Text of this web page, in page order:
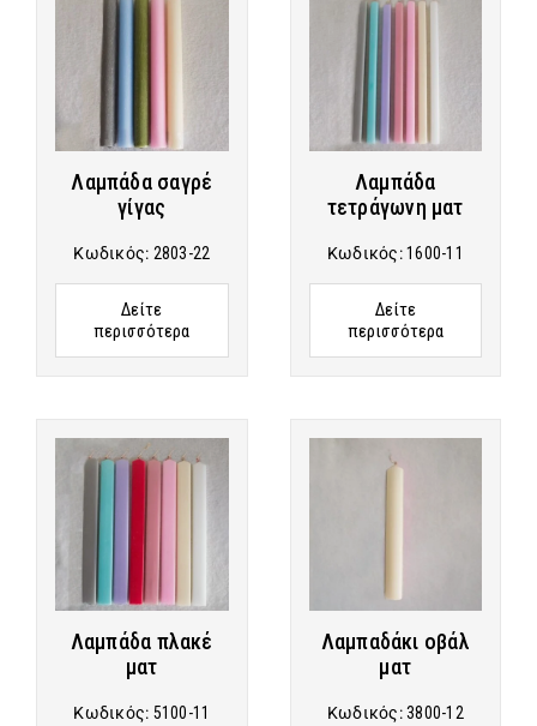
Λαμπάδα σαγρέ
γίγας
Κωδικός: 2803-22
Δείτε
περισσότερα
Λαμπάδα
τετράγωνη ματ
Κωδικός:1600-11
Δείτε
περισσότερα
Λαμπάδα πλακέ
ματ
Κωδικός: 5100-11
Λαμπαδάκι οβάλ
ματ
Κωδικός:3800-12